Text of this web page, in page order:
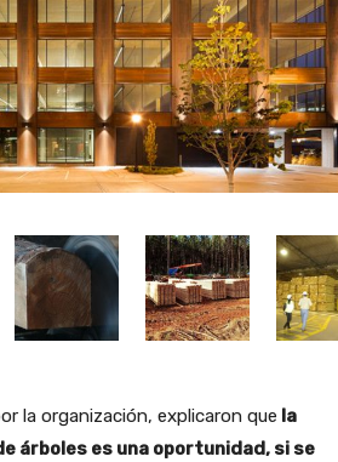
la organización, explicaron que la
árboles es una oportunidad, si se